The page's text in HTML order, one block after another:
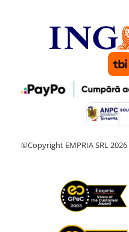
©Copyright EMPRIA SRL 2026